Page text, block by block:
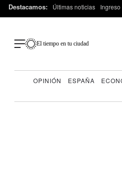
Destacamos: Últimas noticias
El tiempo en tu ciudad
OPINIÓN ESPAÑA